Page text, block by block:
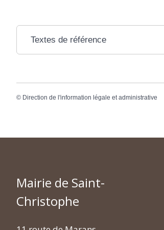
Textes de référence
© Direction de l'information légale et administrative
Mairie de Saint-
Christophe